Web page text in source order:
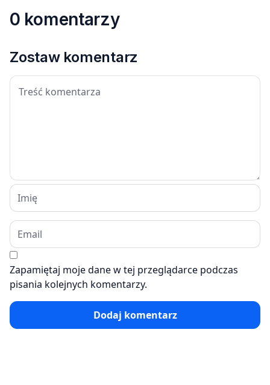
0 komentarzy
Zostaw komentarz
Zapamiętaj moje dane w tej przeglądarce podczas
pisania kolejnych komentarzy.
Dodaj komentarz